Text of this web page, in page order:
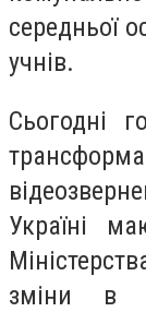
середньої
учнів.
Сьогодні
Україні
зміни в